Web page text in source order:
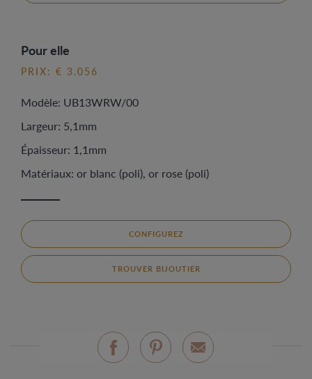
Pour elle
PRIX: € 3.056
Modèle: UB13WRW/00
Largeur: 5,1mm
Épaisseur: 1,1mm
Matériaux: or blanc (poli), or rose (poli)
CONFIGUREZ
TROUVER BIJOUTIER